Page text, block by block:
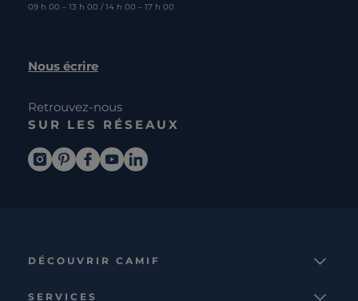
09 h 00 – 13 h 00 / 14 h 00 – 17 h 00
Nous écrire
Retrouvez-nous
SUR LES RÉSEAUX
DÉCOUVRIR CAMIF
SERVICES